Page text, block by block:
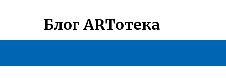
Блог ARTотека